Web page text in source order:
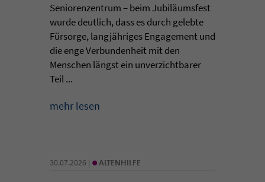
Seniorenzentrum – beim Jubiläumsfest
wurde deutlich, dass es durch gelebte
Fürsorge, langjähriges Engagement und
die enge Verbundenheit mit den
Menschen längst ein unverzichtbarer
Teil ...
mehr lesen
30.07.2026 | • ALTENHILFE